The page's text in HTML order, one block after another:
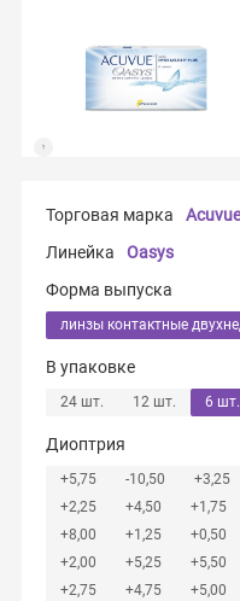
Торговая марка
Acuvue
Линейка
Oasys
Форма выпуска
линзы контактные
В упаковке
24 шт. 12 шт. 6 шт.
Диоптрия
+5,75 -10,50 +3,25
+2,25
+4,50 +1,75
+8,00
+1,25 +0,50
+2,00
+5,25 +5,50
+2,75
+4,75 +5,00